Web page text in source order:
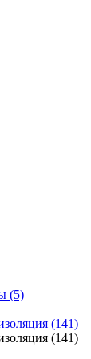
(5)
(141)
(141)